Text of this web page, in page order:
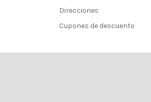
Direcciones
Cupones de descuento